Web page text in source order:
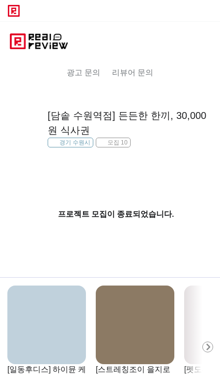
광고 문의 리뷰어 문의
[담솥 수원역점] 든든한 한끼, 30,000
원 식사권
경기 수원시 모집 10
프로젝트 모집이 종료되었습니다.
[일동후디스] 하이뮨 케
[스트레칭조이 을지로
[펫도씨]